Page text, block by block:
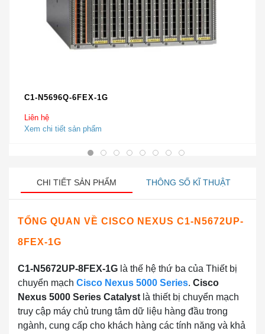
C1-N5696Q-6FEX-1G
Liên hệ
Xem chi tiết sản phẩm
CHI TIẾT SẢN PHẨM THÔNG SỐ KĨ THUẬT
TỔNG QUAN VỀ CISCO NEXUS C1-N5672UP-
8FEX-1G
C1-N5672UP-8FEX-1G là thế hệ thứ ba của Thiết bị
chuyển mạch Cisco Nexus 5000 Series. Cisco
Nexus 5000 Series Catalyst là thiết bị chuyển mạch
truy cập máy chủ trung tâm dữ liệu hàng đầu trong
ngành, cung cấp cho khách hàng các tính năng và khả